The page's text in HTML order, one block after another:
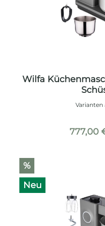
Wilfa
Varianten
777,00
%
Neu